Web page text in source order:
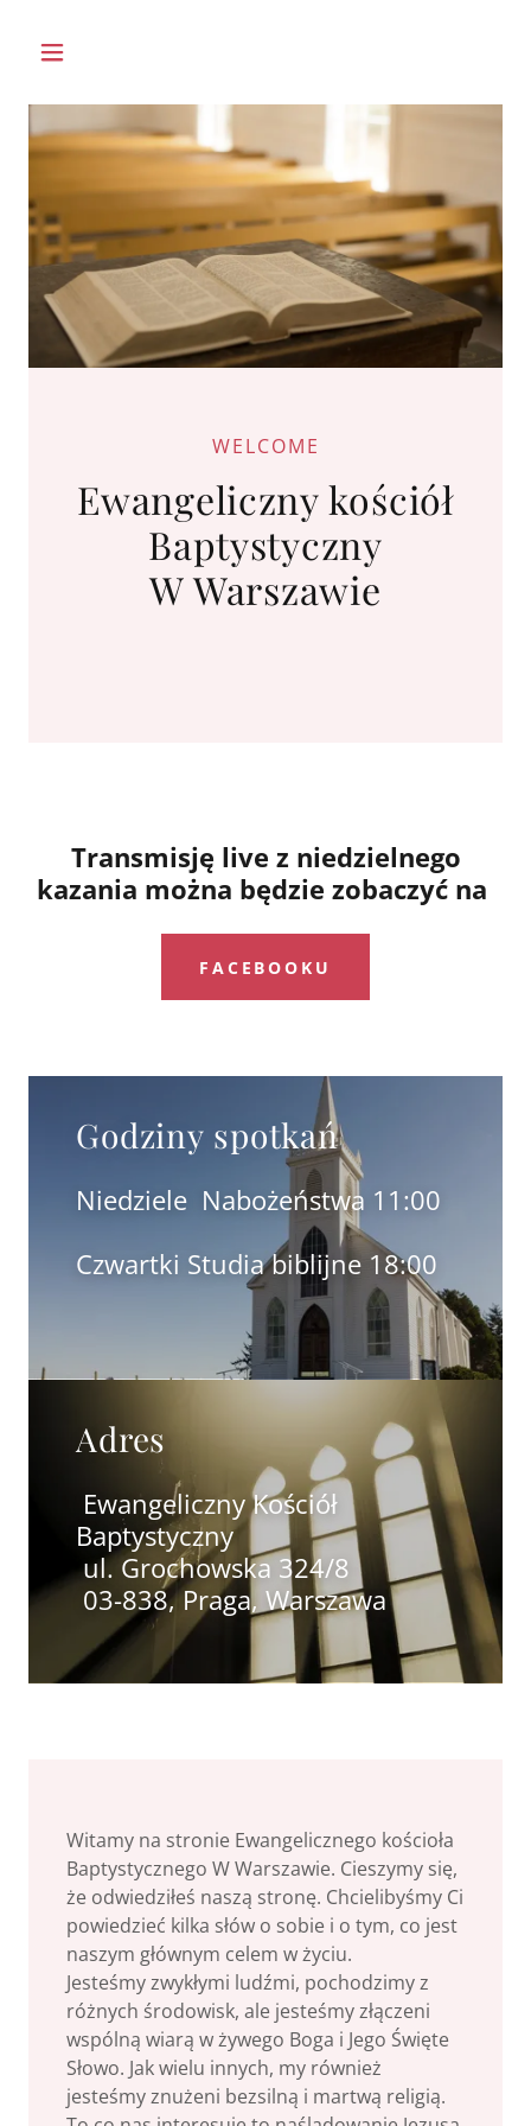
WELCOME
Ewangeliczny kościół
Baptystyczny
W Warszawie
Transmisję live z niedzielnego
kazania można będzie zobaczyć na
FACEBOOKU
Godziny spotkań
Niedziele Nabożeństwa 11:00
Czwartki Studia biblijne 18:00
Adres
Ewangeliczny Kościół
Baptystyczny
ul. Grochowska 324/8
03-838, Praga, Warszawa
Witamy na stronie Ewangelicznego kościoła
Baptystycznego W Warszawie. Cieszymy się,
że odwiedziłeś naszą stronę. Chcielibyśmy Ci
powiedzieć kilka słów o sobie i o tym, co jest
naszym głównym celem w życiu.
Jesteśmy zwykłymi ludźmi, pochodzimy z
różnych środowisk, ale jesteśmy złączeni
wspólną wiarą w żywego Boga i Jego Święte
Słowo. Jak wielu innych, my również
jesteśmy znużeni bezsilną i martwą religią.